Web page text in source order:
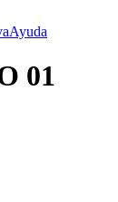
Ayuda
01